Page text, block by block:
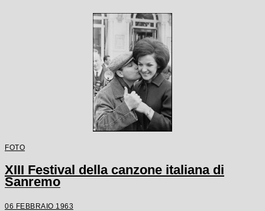
FOTO
XIII Festival della canzone italiana di
Sanremo
06 FEBBRAIO 1963